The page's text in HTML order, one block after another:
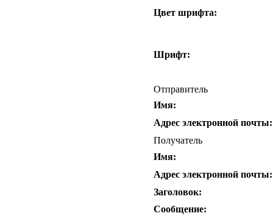
Цвет шрифта:
Шрифт:
Отправитель
Имя:
Адрес электронной почты:
Получатель
Имя:
Адрес электронной почты:
Заголовок:
Сообщение: